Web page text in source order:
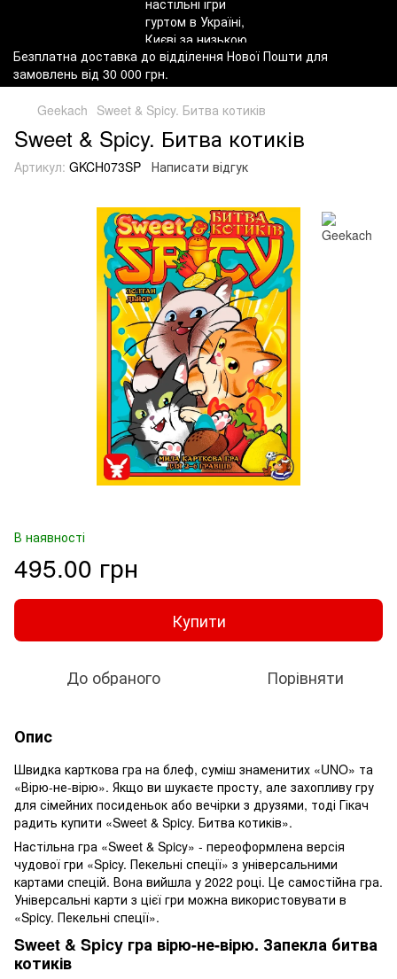
Безплатна доставка до відділення Нової Пошти для
замовлень від 30 000 грн.
Geekach Sweet & Spicy. Битва котиків
Sweet & Spicy. Битва котиків
Артикул: GKCH073SP Написати відгук
В наявності
495.00 грн
Купити
До обраного Порівняти
Опис
Швидка карткова гра на блеф, суміш знаменитих «UNO» та
«Вірю-не-вірю». Якщо ви шукаєте просту, але захопливу гру
для сімейних посиденьок або вечірки з друзями, тоді Гікач
радить купити «Sweet & Spicy. Битва котиків».
Настільна гра «Sweet & Spicy» - переоформлена версія
чудової гри «Spicy. Пекельні спеції» з універсальними
картами спецій. Вона вийшла у 2022 році. Це самостійна гра.
Універсальні карти з цієї гри можна використовувати в
«Spicy. Пекельні спеції».
Sweet & Spicy гра вірю-не-вірю. Запекла битва
котиків